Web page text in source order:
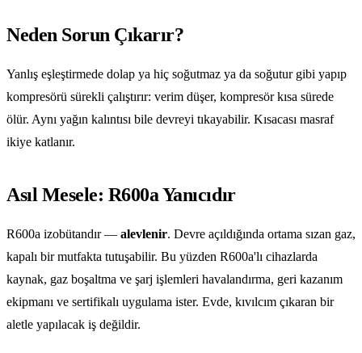
Neden Sorun Çıkarır?
Yanlış eşleştirmede dolap ya hiç soğutmaz ya da soğutur gibi yapıp
kompresörü sürekli çalıştırır: verim düşer, kompresör kısa sürede
ölür. Aynı yağın kalıntısı bile devreyi tıkayabilir. Kısacası masraf
ikiye katlanır.
Asıl Mesele: R600a Yanıcıdır
R600a izobütandır — alevlenir. Devre açıldığında ortama sızan gaz,
kapalı bir mutfakta tutuşabilir. Bu yüzden R600a'lı cihazlarda
kaynak, gaz boşaltma ve şarj işlemleri havalandırma, geri kazanım
ekipmanı ve sertifikalı uygulama ister. Evde, kıvılcım çıkaran bir
aletle yapılacak iş değildir.